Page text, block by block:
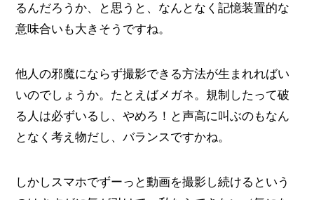
るんだろうか、と思うと、なんとなく記憶装置的な
意味合いも大きそうですね。
他人の邪魔にならず撮影できる方法が生まれればい
いのでしょうか。たとえばメガネ。規制したって破
る人は必ずいるし、やめろ！と声高に叫ぶのもなん
となく考え物だし、バランスですかね。
しかしスマホでずーっと動画を撮影し続けるという